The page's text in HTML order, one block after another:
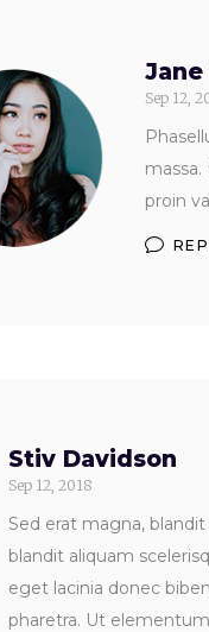
Jane
Sep 12,
proin
Stiv Davidson
Sep 12, 2018
Sed erat magna,
blandit aliquam
eget lacinia donec
pharetra. Ut